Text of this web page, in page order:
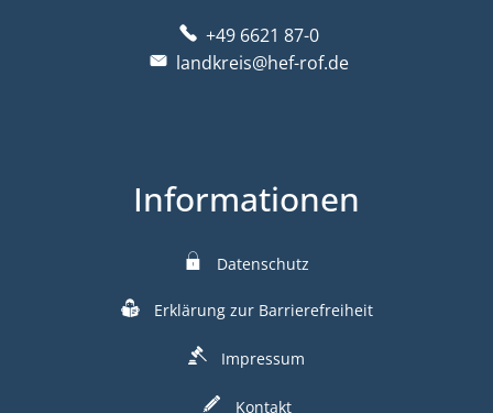
+49 6621 87-0
landkreis@hef-rof.de
Informationen
Datenschutz
Erklärung zur Barrierefreiheit
Impressum
Kontakt